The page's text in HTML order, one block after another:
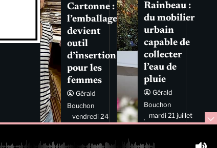
Cartonne :
l’emballage
devient
outil
d’insertion
pour les
femmes
Gérald
Bouchon
vendredi 24
juillet 2026
Rainbeau :
du mobilier
urbain
capable de
collecter
l’eau de
pluie
Gérald
Bouchon
mardi 21 juillet
2026 11:44